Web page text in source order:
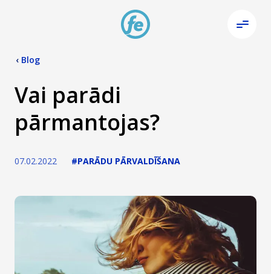
‹ Blog
Vai parādi
pārmantojas?
07.02.2022 #PARĀDU PĀRVALDĪŠANA